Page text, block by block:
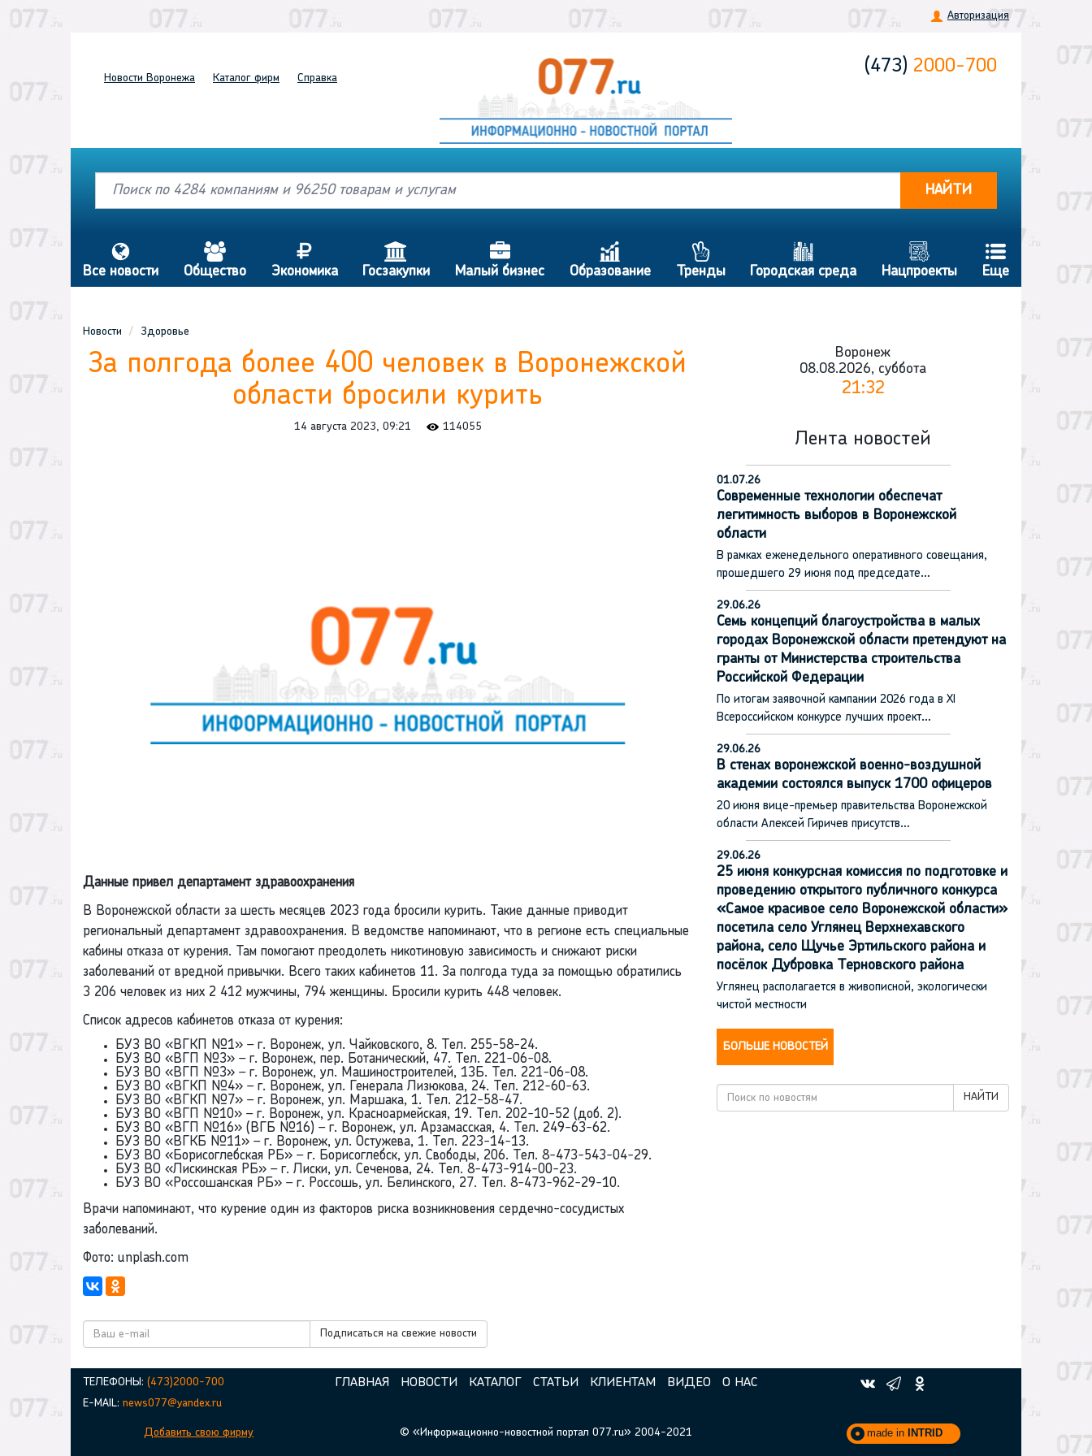
Авторизация
Новости Воронежа Каталог фирм Справка
(473) 2000-700
НАЙТИ
s
Все новости
a
Общество
j
Экономика
h
Госзакупки
d
Малый бизнес
c
Образование
p
Тренды
b
Городская среда
g
Нацпроекты
f
Еще
Новости Здоровье
За полгода более 400 человек в Воронежской
области бросили курить
14 августа 2023, 09:21 114055
Данные привел департамент здравоохранения
В Воронежской области за шесть месяцев 2023 года бросили курить. Такие данные приводит
региональный департамент здравоохранения. В ведомстве напоминают, что в регионе есть специальные
кабины отказа от курения. Там помогают преодолеть никотиновую зависимость и снижают риски
заболеваний от вредной привычки. Всего таких кабинетов 11. За полгода туда за помощью обратились
3 206 человек из них 2 412 мужчины, 794 женщины. Бросили курить 448 человек.
Список адресов кабинетов отказа от курения:
БУЗ ВО «ВГКП №1» – г. Воронеж, ул. Чайковского, 8. Тел. 255-58-24.
БУЗ ВО «ВГП №3» – г. Воронеж, пер. Ботанический, 47. Тел. 221-06-08.
БУЗ ВО «ВГП №3» – г. Воронеж, ул. Машиностроителей, 13Б. Тел. 221-06-08.
БУЗ ВО «ВГКП №4» – г. Воронеж, ул. Генерала Лизюкова, 24. Тел. 212-60-63.
БУЗ ВО «ВГКП №7» – г. Воронеж, ул. Маршака, 1. Тел. 212-58-47.
БУЗ ВО «ВГП №10» – г. Воронеж, ул. Красноармейская, 19. Тел. 202-10-52 (доб. 2).
БУЗ ВО «ВГП №16» (ВГБ №16) – г. Воронеж, ул. Арзамасская, 4. Тел. 249-63-62.
БУЗ ВО «ВГКБ №11» – г. Воронеж, ул. Остужева, 1. Тел. 223-14-13.
БУЗ ВО «Борисоглебская РБ» – г. Борисоглебск, ул. Свободы, 206. Тел. 8-473-543-04-29.
БУЗ ВО «Лискинская РБ» – г. Лиски, ул. Сеченова, 24. Тел. 8-473-914-00-23.
БУЗ ВО «Россошанская РБ» – г. Россошь, ул. Белинского, 27. Тел. 8-473-962-29-10.
Врачи напоминают, что курение один из факторов риска возникновения сердечно-сосудистых
заболеваний.
Фото: unplash.com
Подписаться на свежие новости
Воронеж
08.08.2026, суббота
21:32
Лента новостей
01.07.26
Современные технологии обеспечат
легитимность выборов в Воронежской
области
В рамках еженедельного оперативного совещания,
прошедшего 29 июня под председате…
29.06.26
Семь концепций благоустройства в малых
городах Воронежской области претендуют на
гранты от Министерства строительства
Российской Федерации
По итогам заявочной кампании 2026 года в XI
Всероссийском конкурсе лучших проект…
29.06.26
В стенах воронежской военно-воздушной
академии состоялся выпуск 1700 офицеров
20 июня вице-премьер правительства Воронежской
области Алексей Гиричев присутств…
29.06.26
25 июня конкурсная комиссия по подготовке и
проведению открытого публичного конкурса
«Самое красивое село Воронежской области»
посетила село Углянец Верхнехавского
района, село Щучье Эртильского района и
посёлок Дубровка Терновского района
Углянец располагается в живописной, экологически
чистой местности
БОЛЬШЕ НОВОСТЕЙ
НАЙТИ
ТЕЛЕФОНЫ: (473)2000-700
E-MAIL: news077@yandex.ru
Добавить свою фирму
ГЛАВНАЯ НОВОСТИ КАТАЛОГ СТАТЬИ КЛИЕНТАМ ВИДЕО О НАС
© «Информационно-новостной портал 077.ru» 2004-2021 made in INTRID